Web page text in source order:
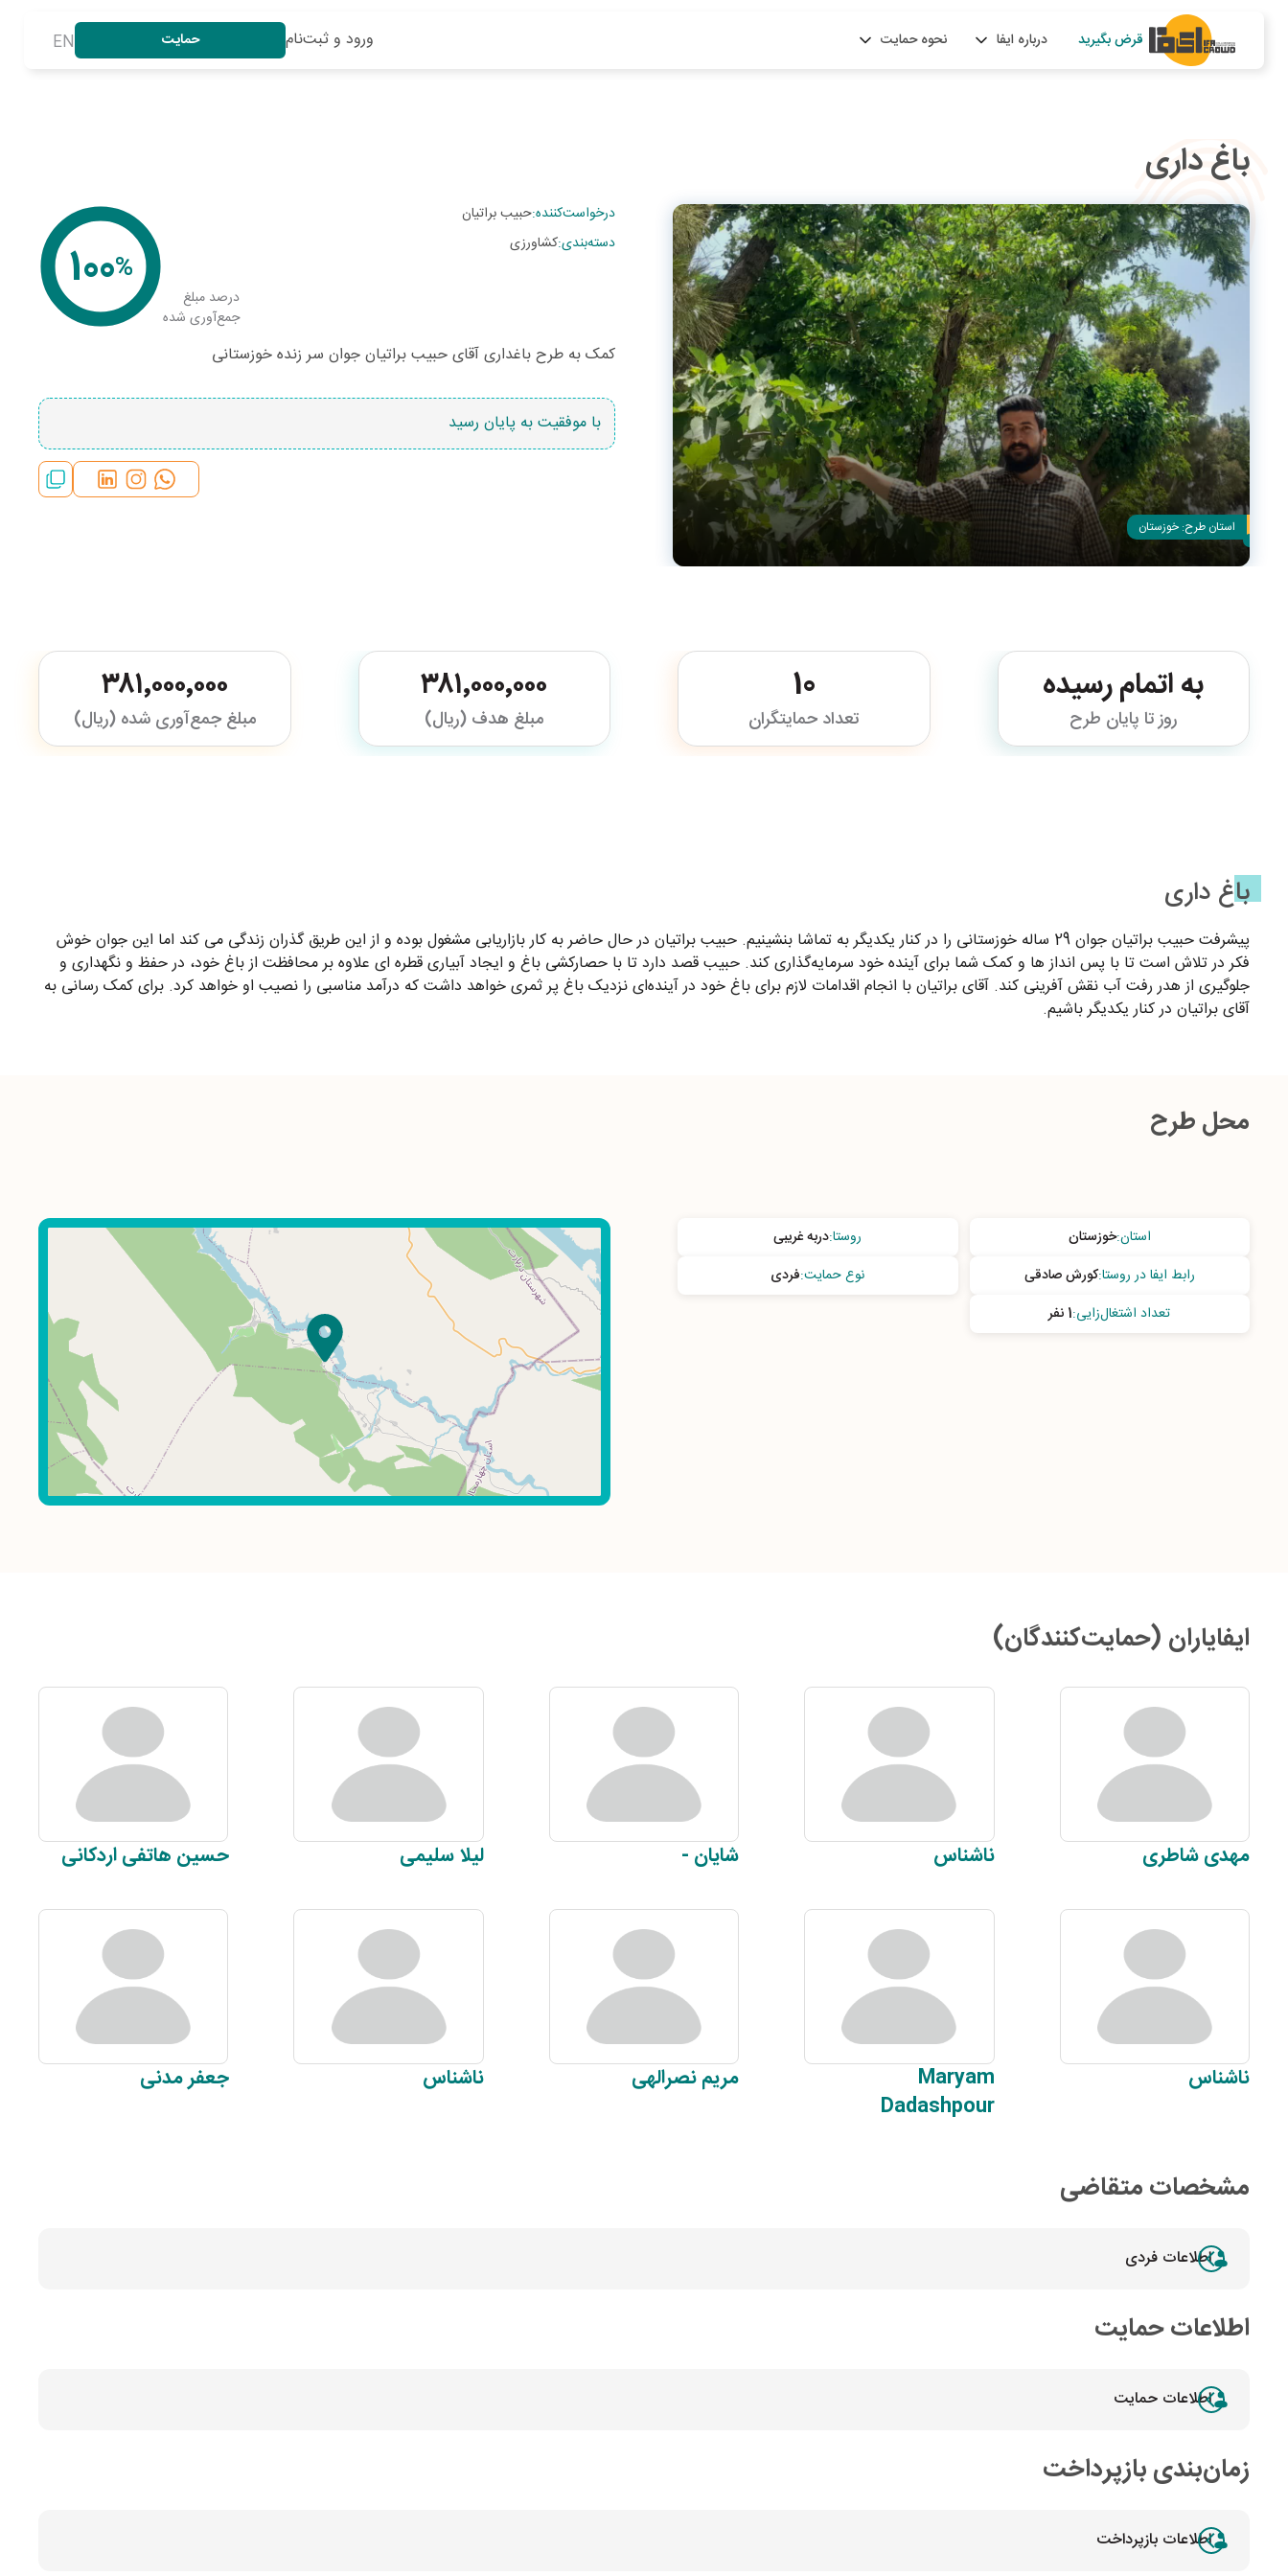
قرض بگیرید درباره ایفا نحوه حمایت ورود و ثبت‌نام حمایت EN
باغ داری
استان طرح: خوزستان
درخواست‌کننده:حبیب براتیان
دسته‌بندی:کشاورزی
درصد مبلغ
جمع‌آوری شده
%
100
کمک به طرح باغداری آقای حبیب براتیان جوان سر زنده خوزستانی
با موفقیت به پایان رسید
به اتمام رسیده
روز تا پایان طرح
10
تعداد حمایتگران
۳۸۱٬۰۰۰٬۰۰۰
مبلغ هدف (ریال)
۳۸۱٬۰۰۰٬۰۰۰
مبلغ جمع‌آوری شده (ریال)
باغ داری
پیشرفت حبیب براتیان جوان 29 ساله خوزستانی را در کنار یکدیگر به تماشا بنشینیم. حبیب براتیان در حال حاضر به کار بازاریابی مشغول بوده و از این طریق گذران زندگی می کند اما این جوان خوش
فکر در تلاش است تا با پس انداز ها و کمک شما برای آینده خود سرمایه‌گذاری کند. حبیب قصد دارد تا با حصارکشی باغ و ایجاد آبیاری قطره ای علاوه بر محافظت از باغ خود، در حفظ و نگهداری و
جلوگیری از هدر رفت آب نقش آفرینی کند. آقای براتیان با انجام اقدامات لازم برای باغ خود در آینده‌ای نزدیک باغ پر ثمری خواهد داشت که درآمد مناسبی را نصیب او خواهد کرد. برای کمک رسانی به
آقای براتیان در کنار یکدیگر باشیم.
محل طرح
استان:خوزستان روستا:دربه غریبی
رابط ایفا در روستا:کورش صادقی نوع حمایت:فردی
تعداد اشتغال‌زایی:1 نفر
ایفایاران (حمایت‌کنندگان)
مهدیشاطری ناشناس شایان - لیلاسلیمی حسین هاتفی اردکانی
ناشناس
Maryam
Dadashpour
مریمنصرالهی ناشناس جعفرمدنی
مشخصات متقاضی
اطلاعات فردی
اطلاعات حمایت
اطلاعات حمایت
زمان‌بندی بازپرداخت
اطلاعات بازپرداخت